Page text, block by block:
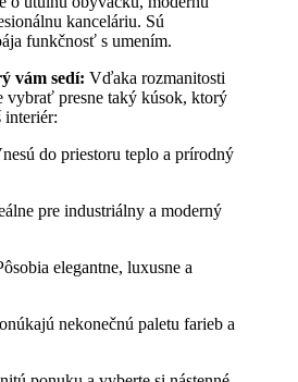
kanceláriu. Sú
funkčnosť s umením.
vám sedí: Vďaka rozmanitosti
vybrať presne taký kúsok, ktorý
interiér:
do priestoru teplo a prírodný
pre industriálny a moderný
elegantne, luxusne a
nekonečnú paletu farieb a